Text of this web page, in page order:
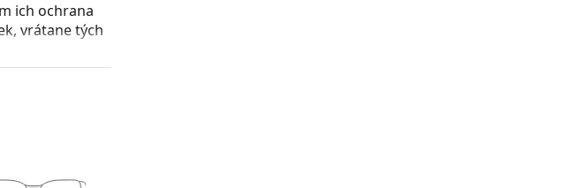
ich ochrana
vrátane tých